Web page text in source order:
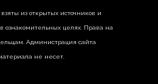
из открытых источников и
ознакомительных целях. Права на
Администрация сайта
не несет.